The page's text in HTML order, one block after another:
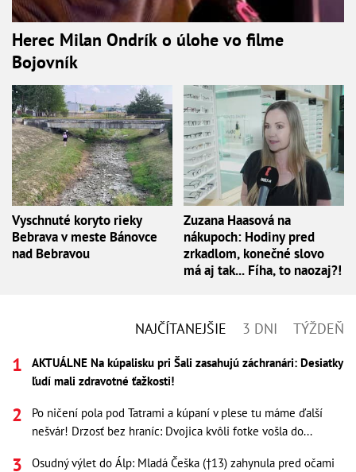
Herec Milan Ondrík o úlohe vo filme
Bojovník
Vyschnuté koryto rieky
Bebrava v meste Bánovce
nad Bebravou
Zuzana Haasová na
nákupoch: Hodiny pred
zrkadlom, konečné slovo
má aj tak... Fíha, to naozaj?!
NAJČÍTANEJŠIE 3 DNI TÝŽDEŇ
AKTUÁLNE Na kúpalisku pri Šali zasahujú záchranári: Desiatky
ľudí mali zdravotné ťažkosti!
Po ničení pola pod Tatrami a kúpaní v plese tu máme ďalší
nešvár! Drzosť bez hraníc: Dvojica kvôli fotke vošla do...
Osudný výlet do Álp: Mladá Češka (†13) zahynula pred očami